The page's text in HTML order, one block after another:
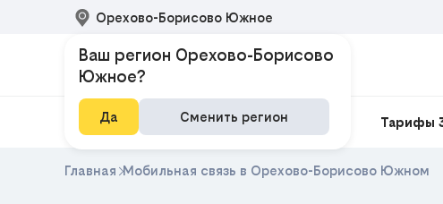
Орехово-Борисово Южное
Домашний интернет Интернет и ТВ Тарифы
Главная Мобильная связь в Орехово-Борисово Южном
Ваш регион Орехово-Борисово
Южное?
Да Сменить регион